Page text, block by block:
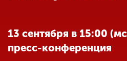
Другие виды
13 сентября в 15:00
пресс-конференция